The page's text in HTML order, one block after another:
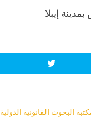
إيبلا
البحوث القانونية الدولية